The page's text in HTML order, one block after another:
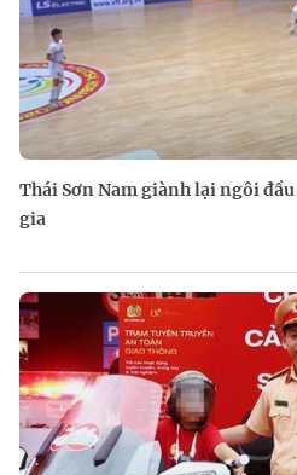
Thái Sơn Nam giành lại ngôi
gia